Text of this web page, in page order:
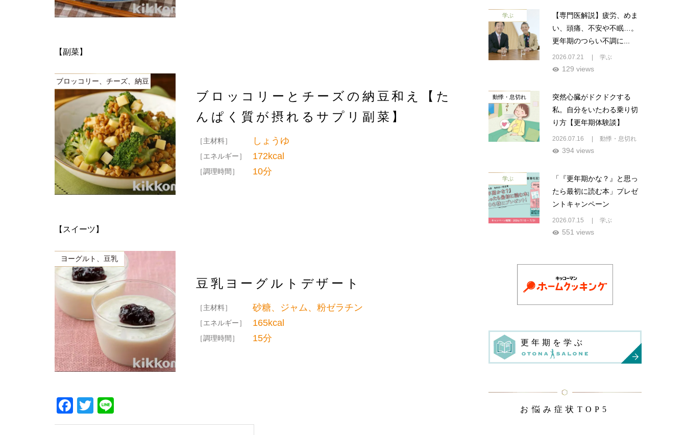
【副菜】
ブロッコリー、チーズ、納豆
ブロッコリーとチーズの納豆和え【た
んぱく質が摂れるサプリ副菜】
［主材料］ しょうゆ
［エネルギー］ 172kcal
［調理時間］ 10分
【スイーツ】
ヨーグルト、豆乳
豆乳ヨーグルトデザート
［主材料］ 砂糖、ジャム、粉ゼラチン
［エネルギー］ 165kcal
［調理時間］ 15分
Facebook
Twitter
学ぶ
【専門医解説】疲労、めま
い、頭痛、不安や不眠…。
更年期のつらい不調に...
2026.07.21 学ぶ
129 views
動悸・息切れ
突然心臓がドクドクする
私。自分をいたわる乗り切
り方【更年期体験談】
2026.07.16 動悸・息切れ
394 views
学ぶ
「『更年期かな？』と思っ
たら最初に読む本」プレゼ
ントキャンペーン
2026.07.15 学ぶ
551 views
更年期を学ぶ
お悩み症状TOP5